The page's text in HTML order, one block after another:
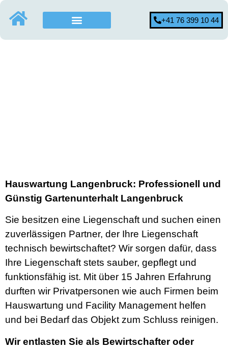
+41 76 399 10 44
Hauswartung Langenbruck: Professionell und
Günstig Gartenunterhalt Langenbruck
Sie besitzen eine Liegenschaft und suchen einen
zuverlässigen Partner, der Ihre Liegenschaft
technisch bewirtschaftet? Wir sorgen dafür, dass
Ihre Liegenschaft stets sauber, gepflegt und
funktionsfähig ist. Mit über 15 Jahren Erfahrung
durften wir Privatpersonen wie auch Firmen beim
Hauswartung und Facility Management helfen
und bei Bedarf das Objekt zum Schluss reinigen.
Wir entlasten Sie als Bewirtschafter oder